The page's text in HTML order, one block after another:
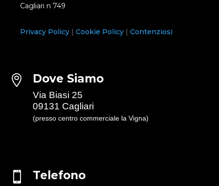
Cagliari n 749
Privacy Policy |Cookie Policy Contenziosi
 Dove Siamo
Via Biasi 25
09131 Cagliari
(presso centro commerciale la Vigna)
 Telefono